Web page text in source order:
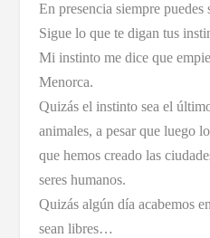
En presencia siempre puedes
Sigue lo que te digan tus
Mi instinto me dice que
Menorca.
Quizás el instinto sea el
animales, a pesar que luego
que hemos creado las
seres humanos.
Quizás algún día acabemos
sean libres…